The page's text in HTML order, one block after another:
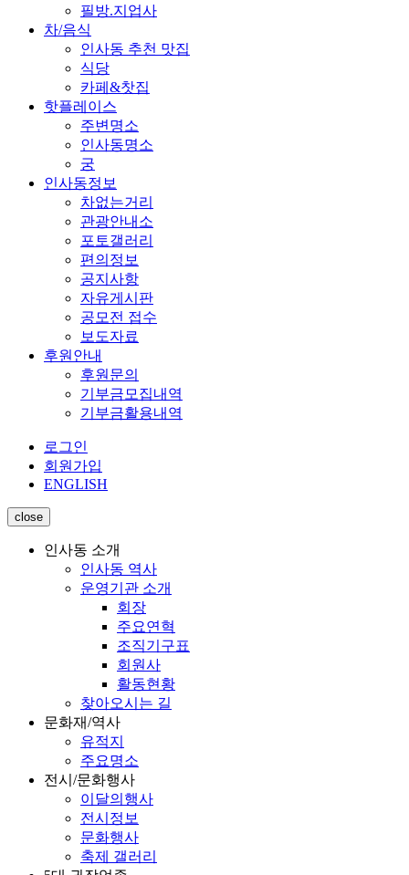
필방.지업사
차/음식
인사동 추천 맛집
식당
카페&찻집
핫플레이스
주변명소
인사동명소
궁
인사동정보
차없는거리
관광안내소
포토갤러리
편의정보
공지사항
자유게시판
공모전 접수
보도자료
후원안내
후원문의
기부금모집내역
기부금활용내역
로그인
회원가입
ENGLISH
close
인사동 소개
인사동 역사
운영기관 소개
회장
주요연혁
조직기구표
회원사
활동현황
찾아오시는 길
문화재/역사
유적지
주요명소
전시/문화행사
이달의행사
전시정보
문화행사
축제 갤러리